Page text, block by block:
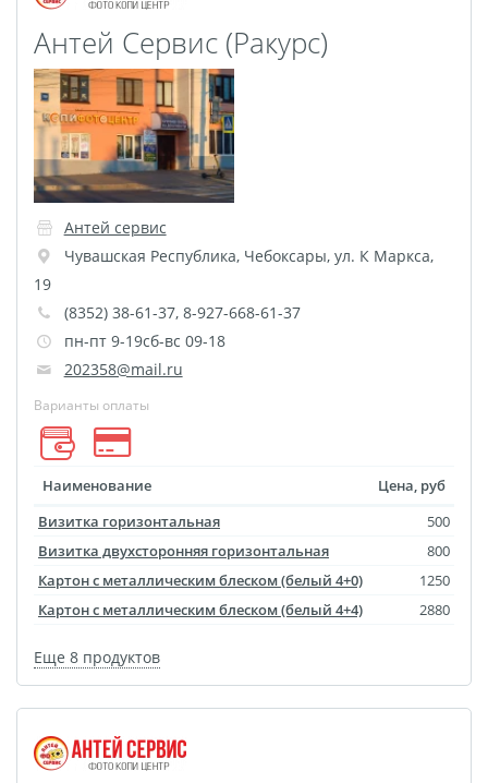
Фото на металле
Печать наклеек
Печать на ПВХ пластике
Фотопазл
Печать на CD/DVD
Металлическая
пластина
Фото на медали
Коврик для мыши
Фото на брелках
Фото на подушке
Фото на фартуке
Фото на сумке
Фотомагниты
Фото на тарелке
Фото на кружках
Фото на футболках
Фото на бейсболке
Фотосъемка в студии
Сланцы
Бессмертный полк
Антей Сервис (Ракурс)
Антей сервис
Чувашская Республика, Чебоксары, ул. К Маркса,
19
(8352) 38-61-37, 8-927-668-61-37
пн-пт 9-19сб-вс 09-18
202358@mail.ru
Варианты оплаты
Наименование
Цена, руб
Визитка горизонтальная
500
Визитка двухсторонняя горизонтальная
800
Картон с металлическим блеском (белый 4+0)
1250
Картон с металлическим блеском (белый 4+4)
2880
Еще 8 продуктов